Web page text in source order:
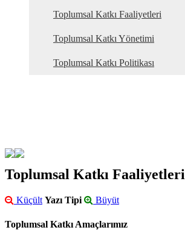
Toplumsal Katkı Faaliyetleri
Toplumsal Katkı Yönetimi
Toplumsal Katkı Politikası
Toplumsal Katkı Faaliyetleri
Küçült Yazı Tipi Büyüt
Toplumsal Katkı Amaçlarımız